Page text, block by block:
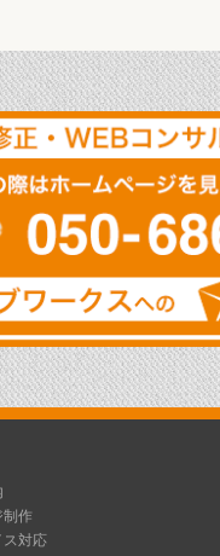
制作
ス対応